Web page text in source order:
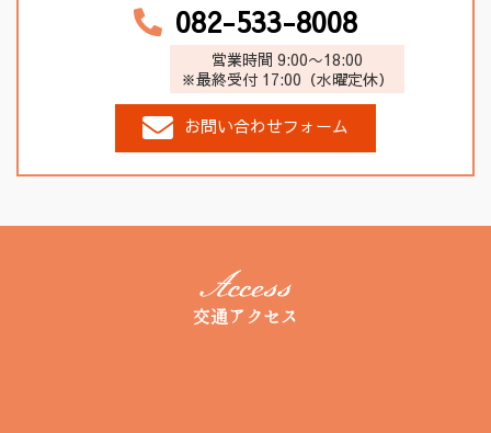
082-533-8008
営業時間 9:00〜18:00
※最終受付 17:00（水曜定休）
お問い合わせフォーム
交通アクセス